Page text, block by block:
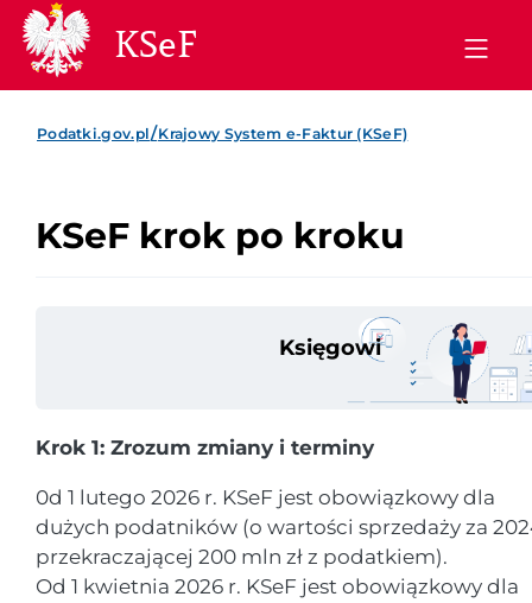
KSeF
Podatki.gov.pl/Krajowy System e-Faktur (KSeF)
KSeF krok po kroku
Księgowi
Krok 1: Zrozum zmiany i terminy
0d 1 lutego 2026 r. KSeF jest obowiązkowy dla
dużych podatników (o wartości sprzedaży za
przekraczającej 200 mln zł z podatkiem).
Od 1 kwietnia 2026 r. KSeF jest obowiązkowy dla